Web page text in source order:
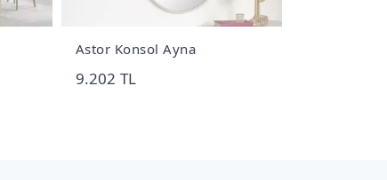
Astor Konsol Ayna
9.202 TL